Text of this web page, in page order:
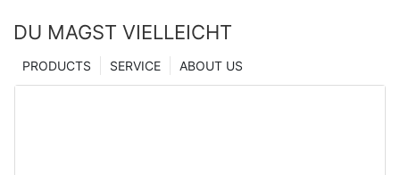
DU MAGST VIELLEICHT
ABOUT US
SERVICE
PRODUCTS